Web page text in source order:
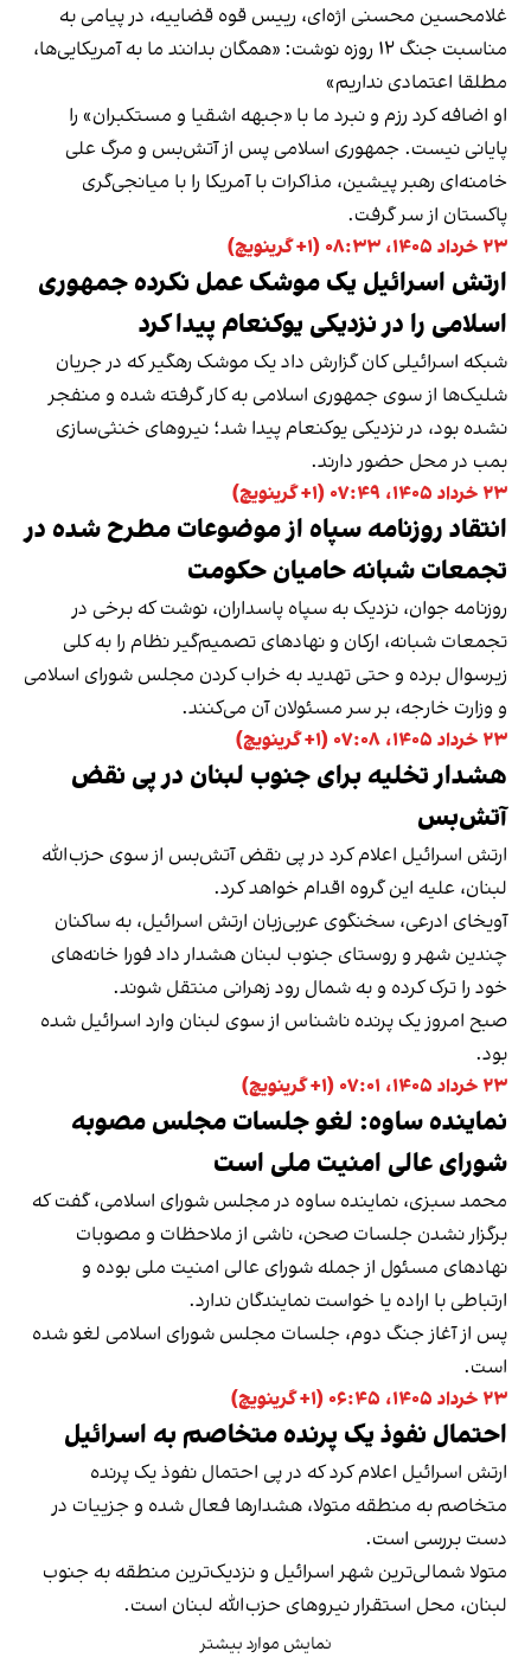
غلامحسین محسنی اژه‌ای، رییس قوه قضاییه، در پیامی به
مناسبت جنگ ۱۲ روزه نوشت: «همگان بدانند ما به آمریکایی‌ها،
مطلقا اعتمادی نداریم»
او اضافه کرد رزم و نبرد ما با «جبهه اشقیا و مستکبران» را
پایانی نیست. جمهوری اسلامی پس از آتش‌بس و مرگ علی
خامنه‌ای رهبر پیشین، مذاکرات با آمریکا را با میانجی‌گری
پاکستان از سر گرفت.
۲۳ خرداد ۱۴۰۵، ۰۸:۳۳ (‎+۱ گرینویچ)
ارتش اسرائیل یک موشک عمل نکرده جمهوری
اسلامی را در نزدیکی یوکنعام پیدا کرد
شبکه اسرائیلی کان گزارش داد یک موشک رهگیر که در جریان
شلیک‌ها از سوی جمهوری اسلامی به کار گرفته شده و منفجر
نشده بود، در نزدیکی یوکنعام پیدا شد؛ نیروهای خنثی‌سازی
بمب در محل حضور دارند.
۲۳ خرداد ۱۴۰۵، ۰۷:۴۹ (‎+۱ گرینویچ)
انتقاد روزنامه سپاه از موضوعات مطرح شده در
تجمعات شبانه حامیان حکومت
روزنامه جوان، نزدیک به سپاه پاسداران، نوشت که برخی در
تجمعات شبانه، ارکان و نهادهای تصمیم‌گیر نظام را به کلی
زیرسوال برده و حتی تهدید به خراب کردن مجلس شورای اسلامی
و وزارت خارجه، بر سر مسئولان آن می‌کنند.
۲۳ خرداد ۱۴۰۵، ۰۷:۰۸ (‎+۱ گرینویچ)
هشدار تخلیه برای جنوب لبنان در پی نقض
آتش‌بس
ارتش اسرائیل اعلام کرد در پی نقض آتش‌بس از سوی حزب‌الله
لبنان، علیه این گروه اقدام خواهد کرد.
آویخای ادرعی، سخنگوی عربی‌زبان ارتش اسرائیل، به ساکنان
چندین شهر و روستای جنوب لبنان هشدار داد فورا خانه‌های
خود را ترک کرده و به شمال رود زهرانی منتقل شوند.
صبح امروز یک پرنده ناشناس از سوی لبنان وارد اسرائیل شده
بود.
۲۳ خرداد ۱۴۰۵، ۰۷:۰۱ (‎+۱ گرینویچ)
نماینده ساوه: لغو جلسات مجلس مصوبه
شورای عالی امنیت ملی است
محمد سبزی، نماینده ساوه در مجلس شورای اسلامی، گفت که
برگزار نشدن جلسات صحن، ناشی از ملاحظات و مصوبات
نهادهای مسئول از جمله شورای عالی امنیت ملی بوده و
ارتباطی با اراده یا خواست نمایندگان ندارد.
پس از آغاز جنگ دوم، جلسات مجلس شورای اسلامی لغو شده
است.
۲۳ خرداد ۱۴۰۵، ۰۶:۴۵ (‎+۱ گرینویچ)
احتمال نفوذ یک پرنده متخاصم به اسرائیل
ارتش اسرائیل اعلام کرد که در پی احتمال نفوذ یک پرنده
متخاصم به منطقه متولا، هشدارها فعال شده و جزییات در
دست بررسی است.
متولا شمالی‌ترین شهر اسرائیل و نزدیک‌ترین منطقه به جنوب
لبنان، محل استقرار نیروهای حزب‌الله لبنان است.
نمایش موارد بیشتر